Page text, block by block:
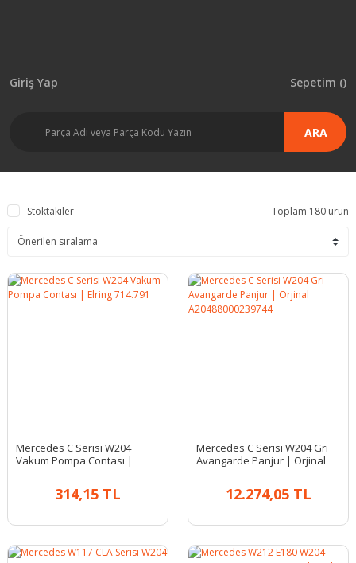
ARA
Giriş Yap Sepetim ()
Stoktakiler Toplam 180 ürün
Mercedes C Serisi W204
Vakum Pompa Contası |
314,15 TL
Mercedes C Serisi W204 Gri
Avangarde Panjur | Orjinal
12.274,05 TL